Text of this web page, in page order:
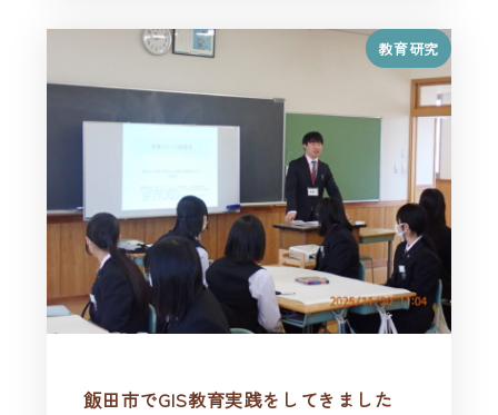
教育研究
飯田市でGIS教育実践をしてきました